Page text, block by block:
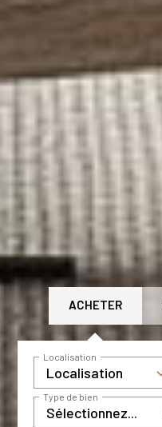
ACHETER
Localisation
Localisation
Sélectionnez...
Type de bien